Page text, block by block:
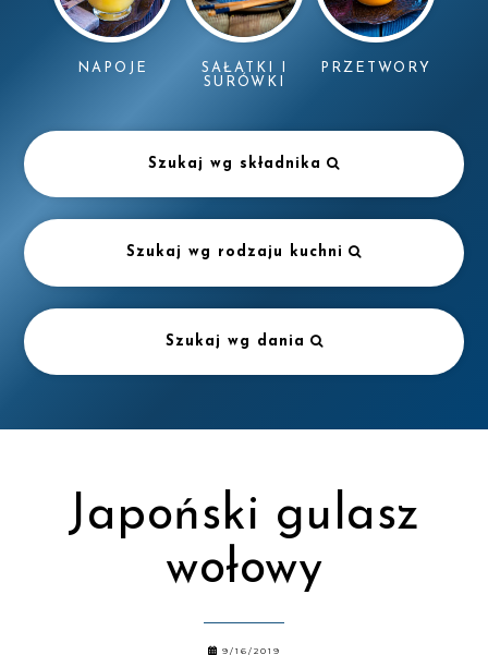
NAPOJE
SAŁATKI I
SURÓWKI
PRZETWORY
Szukaj wg składnika
Szukaj wg rodzaju kuchni
Szukaj wg dania
Japoński gulasz
wołowy
9/16/2019